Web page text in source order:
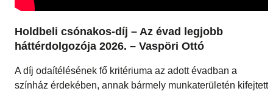
Holdbeli csónakos-díj – Az évad legjobb
háttérdolgozója 2026. – Vaspöri Ottó
A díj odaítélésének fő kritériuma az adott évadban a
színház érdekében, annak bármely munkaterületén kifejtett